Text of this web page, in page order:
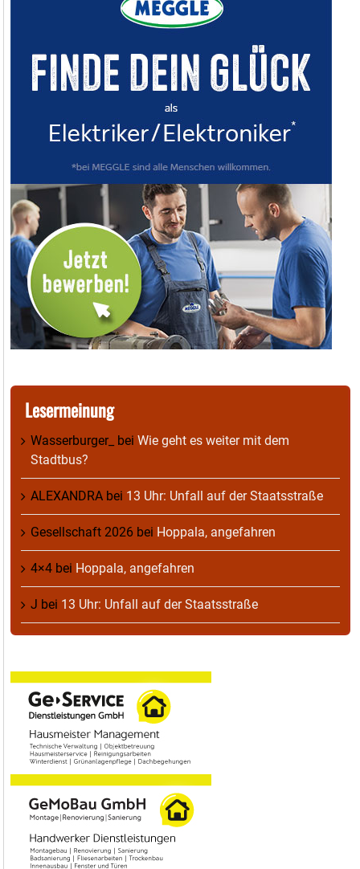
Lesermeinung
Wasserburger_ bei Wie geht es weiter mit dem
Stadtbus?
ALEXANDRA bei 13 Uhr: Unfall auf der Staatsstraße
Gesellschaft 2026 bei Hoppala, angefahren
4×4 bei Hoppala, angefahren
J bei 13 Uhr: Unfall auf der Staatsstraße